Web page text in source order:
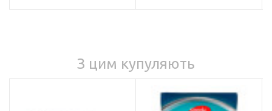
З цим купуляють